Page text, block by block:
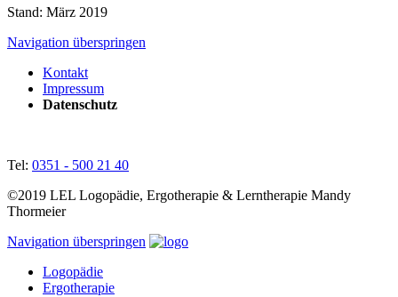
Stand: März 2019
Navigation überspringen
Kontakt
Impressum
Datenschutz
Tel: 0351 - 500 21 40
©2019 LEL Logopädie, Ergotherapie & Lerntherapie Mandy
Thormeier
Navigation überspringen
Logopädie
Ergotherapie